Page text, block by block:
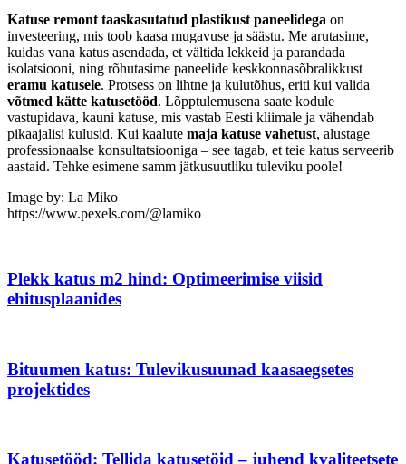
Katuse remont taaskasutatud plastikust paneelidega on
investeering, mis toob kaasa mugavuse ja säästu. Me arutasime,
kuidas vana katus asendada, et vältida lekkeid ja parandada
isolatsiooni, ning rõhutasime paneelide keskkonnasõbralikkust
eramu katusele. Protsess on lihtne ja kulutõhus, eriti kui valida
võtmed kätte katusetööd. Lõpptulemusena saate kodule
vastupidava, kauni katuse, mis vastab Eesti kliimale ja vähendab
pikaajalisi kulusid. Kui kaalute maja katuse vahetust, alustage
professionaalse konsultatsiooniga – see tagab, et teie katus serveerib
aastaid. Tehke esimene samm jätkusuutliku tuleviku poole!
Image by: La Miko
https://www.pexels.com/@lamiko
Plekk katus m2 hind: Optimeerimise viisid
ehitusplaanides
Bituumen katus: Tulevikusuunad kaasaegsetes
projektides
Katusetööd: Tellida katusetöid – juhend kvaliteetsete